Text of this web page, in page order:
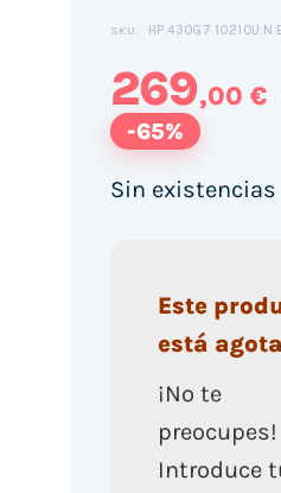
SKU:
269,00 €
-65%
Sin existencias
Este
está
¡No te
preocupes!
Introduce